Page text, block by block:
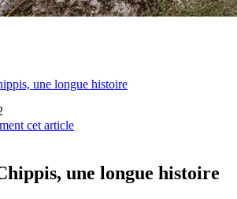
une longue histoire
cet article
une longue histoire